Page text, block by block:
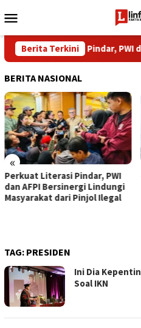
ke
Mobile
Berita Terkini
Literasi Pindar, PWI dan
BERITA NASIONAL
«
Literasi Pindar, PWI
Bersinergi Lindungi
dari Pinjol Ilegal
Ubaid
TAG: PRESIDEN
Ini Dia
Soal IKN